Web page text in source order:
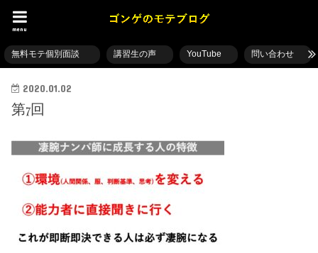
menu
無料モテ個別面談 講習生の声 YouTube 問い合わせ
2020.01.02
第7回